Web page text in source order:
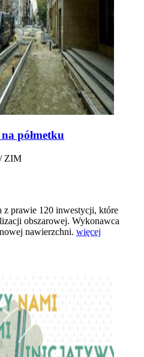
półmetku
ZIM
z prawie 120 inwestycji, które
obszarowej. Wykonawca
nawierzchni. więcej